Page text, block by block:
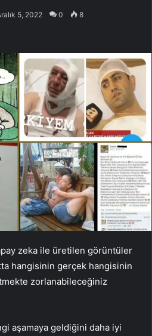
5, 2022 0 8
zeka ile üretilen görüntüler
hangisinin gerçek hangisinin
zorlanabileceğiniz
aşamaya geldiğini daha iyi